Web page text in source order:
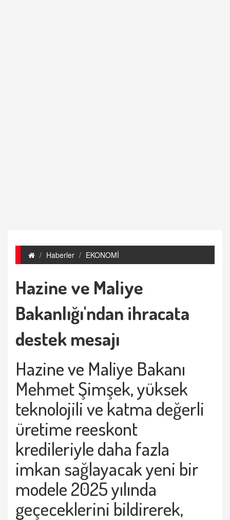
Haberler EKONOMİ
Hazine ve Maliye
Bakanlığı'ndan ihracata
destek mesajı
Hazine ve Maliye Bakanı
Mehmet Şimşek, yüksek
teknolojili ve katma değerli
üretime reeskont
kredileriyle daha fazla
imkan sağlayacak yeni bir
modele 2025 yılında
geçeceklerini bildirerek,